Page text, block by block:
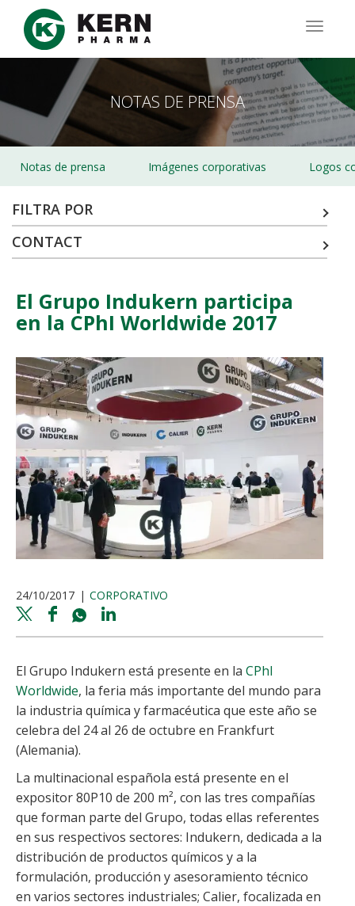
Pasar
contenido
NOTAS DE PRENSA
Notas de prensa Imágenes corporativas Logos
FILTRA POR
CONTACT
El Grupo Indukern participa
en la CPhI Worldwide 2017
24/10/2017 CORPORATIVO
Twitter
share
Facebook
share
Whatsapp
shareshare
El Grupo Indukern está presente en la CPhI
Worldwide, la feria más importante del mundo para
la industria química y farmacéutica que este año se
celebra del 24 al 26 de octubre en Frankfurt
(Alemania).
La multinacional española está presente en el
expositor 80P10 de 200 m², con las tres compañías
que forman parte del Grupo, todas ellas referentes
en sus respectivos sectores: Indukern, dedicada a la
distribución de productos químicos y a la
formulación, producción y asesoramiento técnico
en varios sectores industriales; Calier, focalizada en